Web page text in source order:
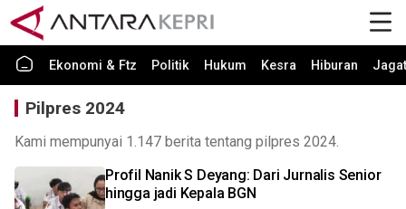
Ekonomi & Ftz Politik Hukum Kesra Hiburan Jagat
Pilpres 2024
Kami mempunyai 1.147 berita tentang pilpres 2024.
Profil Nanik S Deyang: Dari Jurnalis Senior
hingga jadi Kepala BGN